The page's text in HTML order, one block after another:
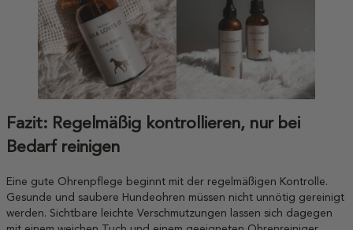
Fazit: Regelmäßig kontrollieren, nur bei
Bedarf reinigen
Eine gute Ohrenpflege beginnt mit der regelmäßigen Kontrolle.
Gesunde und saubere Hundeohren müssen nicht unnötig gereinigt
werden. Sichtbare leichte Verschmutzungen lassen sich dagegen